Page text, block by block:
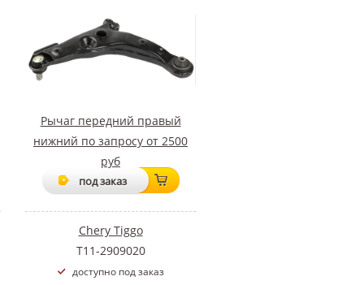
Рычаг передний правый
нижний по запросу от 2500
руб
под заказ
Chery Tiggo
Т11-2909020
доступно под заказ